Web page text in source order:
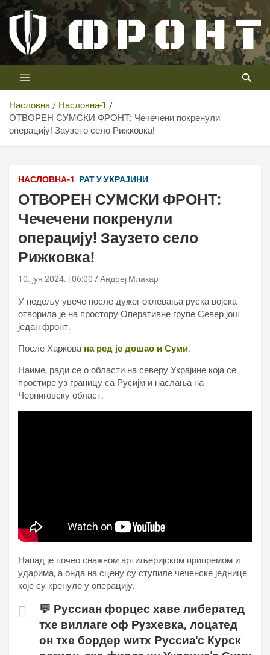
Скип
цонтент
Телевизија ФРОНТ
Први војни канал у Србији
Насловна
Насловна-1
ОТВОРЕН СУМСКИ ФРОНТ: Чечечени покренули
операцију! Заузето село Рижковка!
НАСЛОВНА-1 РАТ У УКРАЈИНИ
ОТВОРЕН СУМСКИ ФРОНТ:
Чечечени покренули
операцију! Заузето село
Рижковка!
10. јун 2024. | 06:00 Андреј Млакар
У недељу увече после дужег оклевања руска војска
отворила је на простору Оперативне групе Север још
један фронт.
После Харкова на ред је дошао и Суми.
Наиме, ради се о области на северу Украјине која се
простире уз границу са Русијм и наслања на
Черниговску област.
Напад је почео снажном артиљеријском припремом и
ударима, а онда на сцену су ступиле чеченске једнице
које су кренуле у операцију.
💬 Руссиан форцес хаве либератед
тхе виллаге оф Рyзхевка, лоцатед
он тхе бордер wитх Руссиа'с Курск